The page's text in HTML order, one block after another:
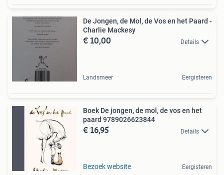
De Jongen, de Mol, de Vos en het Paard -
Charlie Mackesy
€ 10,00 Details
Landsmeer Eergisteren
Boek De jongen, de mol, de vos en het
paard 9789026623844
€ 16,95 Details
Bezoek website Eergisteren